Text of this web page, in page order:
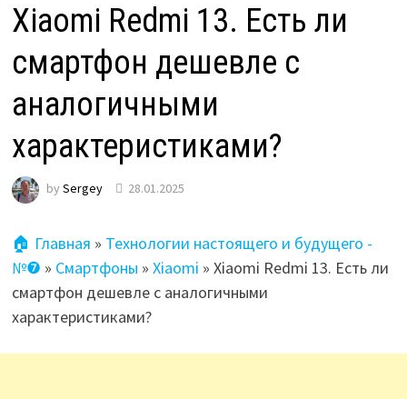
Xiaomi Redmi 13. Есть ли
смартфон дешевле с
аналогичными
характеристиками?
by Sergey 28.01.2025
🏠 Главная » Технологии настоящего и будущего -
№❼ » Смартфоны » Xiaomi » Xiaomi Redmi 13. Есть ли
смартфон дешевле с аналогичными
характеристиками?